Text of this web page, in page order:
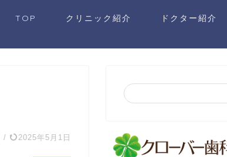
TOP クリニック紹介 ドクター紹介
/ 2025年5月1日